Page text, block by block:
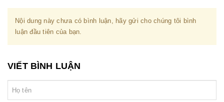
Nội dung này chưa có bình luận, hãy gửi cho chúng tôi bình
luận đầu tiên của bạn.
VIẾT BÌNH LUẬN